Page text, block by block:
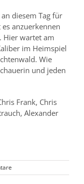
diesem Tag für
anzuerkennen
Hier wartet am
im Heimspiel
Wie
und jeden
Frank, Chris
Alexander